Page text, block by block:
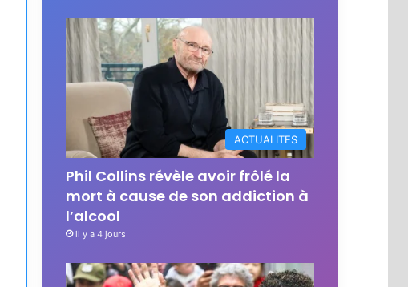
ACTUALITES
Phil Collins révèle avoir frôlé la
mort à cause de son addiction à
l’alcool
il y a 4 jours